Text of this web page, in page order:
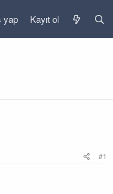
yap Kayıt ol
#1